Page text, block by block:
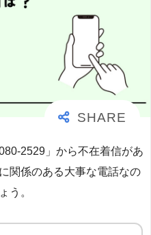
2529」から不在着信があ
関係のある大事な電話なの
う。